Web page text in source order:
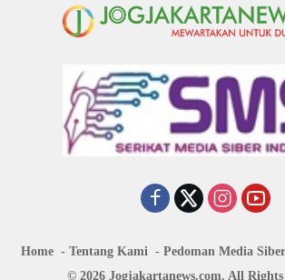
Home Tentang Kami Pedoman Media Siber
© 2026 Jogjakartanews.com. All Rights